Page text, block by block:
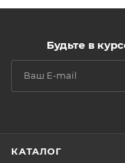
Будьте в
КАТАЛОГ